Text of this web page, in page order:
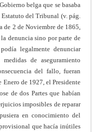
belga que se basaba
del Tribunal (v. pág.
2 de Noviembre de 1865,
denuncia sino por parte de
legalmente denunciar
de aseguramiento
del fallo, fueran
de 1927, el Presidente
de dos Partes que habían
imposibles de reparar
en conocimiento del
que hacía inútiles